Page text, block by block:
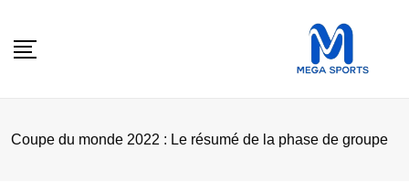
Coupe du monde 2022 : Le résumé de la phase de groupe